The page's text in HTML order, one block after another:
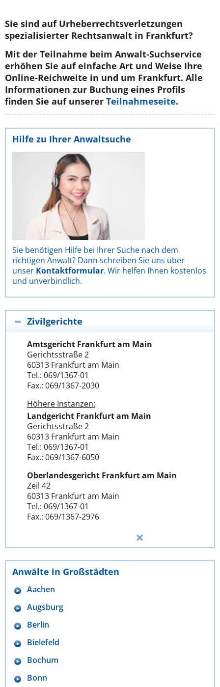
Sie sind auf Urheberrechtsverletzungen
spezialisierter Rechtsanwalt in Frankfurt?
Mit der Teilnahme beim Anwalt-Suchservice
erhöhen Sie auf einfache Art und Weise Ihre
Online-Reichweite in und um Frankfurt. Alle
Informationen zur Buchung eines Profils
finden Sie auf unserer Teilnahmeseite.
Hilfe zu Ihrer Anwaltsuche
Sie benötigen Hilfe bei Ihrer Suche nach dem
richtigen Anwalt? Dann schreiben Sie uns über
unser Kontaktformular. Wir helfen Ihnen kostenlos
und unverbindlich.
Zivilgerichte
Amtsgericht Frankfurt am Main
Gerichtsstraße 2
60313 Frankfurt am Main
Tel.: 069/1367-01
Fax.: 069/1367-2030
Höhere Instanzen:
Landgericht Frankfurt am Main
Gerichtsstraße 2
60313 Frankfurt am Main
Tel.: 069/1367-01
Fax.: 069/1367-6050
Oberlandesgericht Frankfurt am Main
Zeil 42
60313 Frankfurt am Main
Tel.: 069/1367-01
Fax.: 069/1367-2976
Anwälte in Großstädten
Aachen
Augsburg
Berlin
Bielefeld
Bochum
Bonn